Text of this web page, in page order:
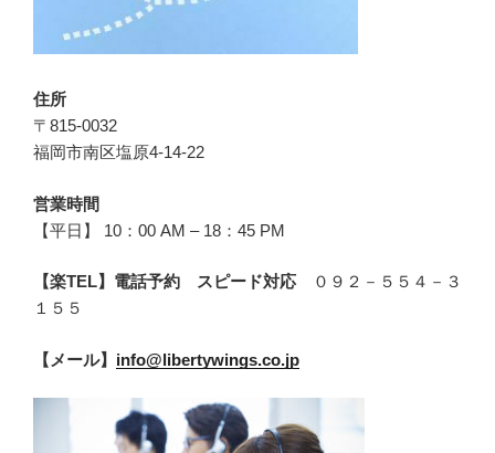
住所
〒815-0032
福岡市南区塩原4-14-22
営業時間
【平日】 10：00 AM – 18：45 PM
【楽TEL】電話予約 スピード対応
０９２－５５４－３
１５５
【メール】 info@libertywings.co.jp